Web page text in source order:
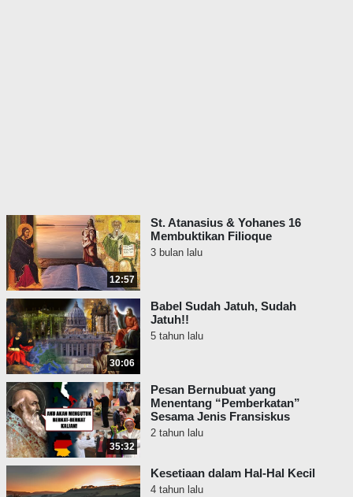
12:57
St. Atanasius & Yohanes 16
Membuktikan Filioque
3 bulan lalu
30:06
Babel Sudah Jatuh, Sudah
Jatuh!!
5 tahun lalu
35:32
Pesan Bernubuat yang
Menentang “Pemberkatan”
Sesama Jenis Fransiskus
2 tahun lalu
Kesetiaan dalam Hal-Hal Kecil
4 tahun lalu